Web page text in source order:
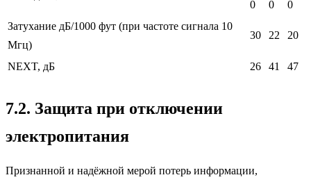
0
0
0
Затухание дБ/1000 фут (при частоте сигнала 10
Мгц)
30 22 20
NEXT, дБ 26 41 47
7.2. Защита при отключении
электропитания
Признанной и надёжной мерой потерь информации,